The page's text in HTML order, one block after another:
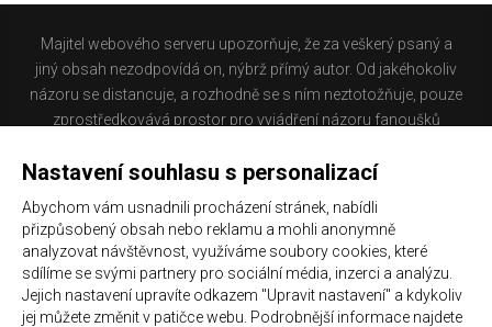
Majitel webového serveru upozorňuje, že za veškerý psaný a
jiný obsah nezodpovídá on, nýbrž přímý autor. Od jakéhokoliv
názoru se distancuje, a rozhodně se s ním neztotožňuje, pouze
zprostředkovává prostor pro vyjádření názoru fanoušků
nacházíte obsahuje materiál, který někteří lidé mohou
nejsou dle právní úpravy zákona č. 480/2004 Sb., o některých
službách informační společnosti a o změně některých zákonů
(zákon o některých službách informační společnosti) a
zejména §6 citovaného zákona, odpovědni za příspěvky
návštěvníků těchto stránek.
Nastavení souhlasu s personalizací
Abychom vám usnadnili procházení stránek, nabídli
přizpůsobený obsah nebo reklamu a mohli anonymně
analyzovat návštěvnost, využíváme soubory cookies, které
sdílíme se svými partnery pro sociální média, inzerci a analýzu.
Jejich nastavení upravíte odkazem "Upravit nastavení" a kdykoliv
jej můžete změnit v patičce webu. Podrobnější informace najdete